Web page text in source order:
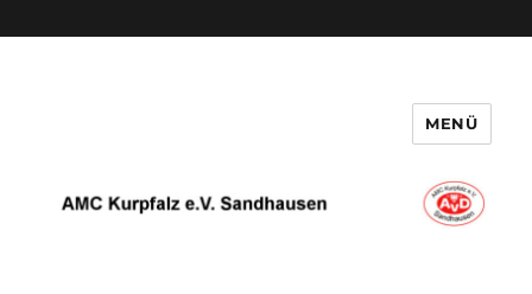
AMC Kurpfalz e.V. Sandhausen
MENÜ